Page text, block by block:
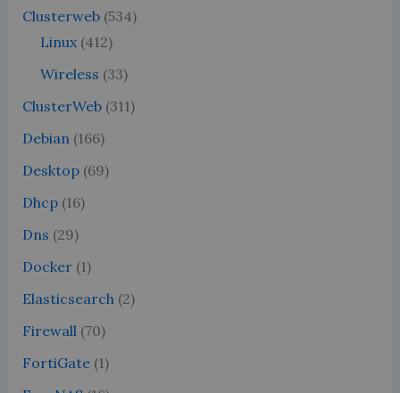
Clusterweb(534)
Linux(412)
Wireless (33)
ClusterWeb(311)
Debian(166)
Desktop(69)
Dhcp(16)
Dns (29)
Docker(1)
Elasticsearch(2)
Firewall(70)
FortiGate(1)